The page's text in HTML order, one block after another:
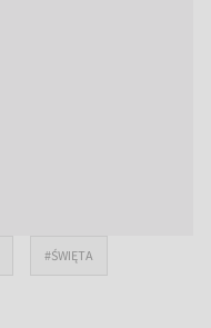
#ŚWIĘTA